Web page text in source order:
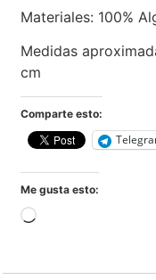
Materiales: 100%
Medidas
cm
Comparte esto:
Me gusta esto: